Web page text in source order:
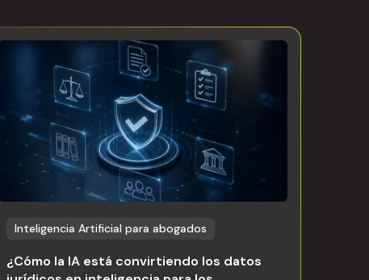
Inteligencia Artificial para abogados
¿Cómo la IA está convirtiendo los datos